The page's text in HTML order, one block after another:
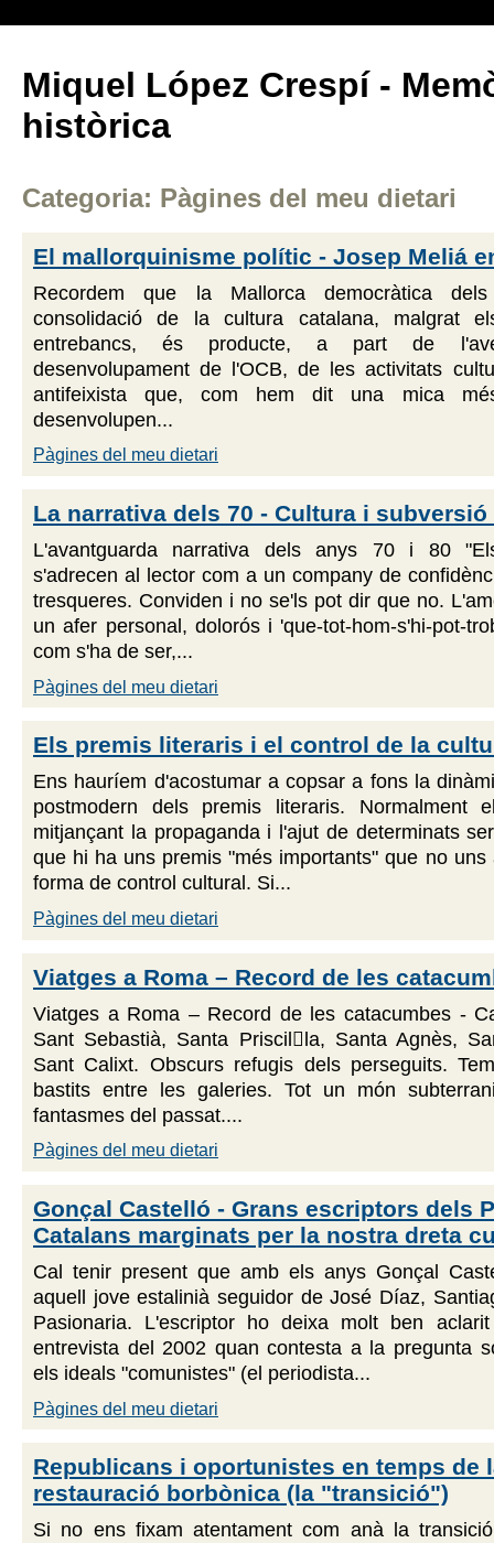
Miquel López Crespí -
històrica
Categoria: Pàgines del meu dietari
El mallorquinisme polític - Josep Meliá
Recordem que la Mallorca democràtica
consolidació de la cultura catalana, malgrat
entrebancs, és producte, a part de
desenvolupament de l'OCB, de les activitats
antifeixista que, com hem dit una mica
desenvolupen...
Pàgines del meu dietari
La narrativa dels 70 - Cultura i
L'avantguarda narrativa dels anys 70 i 80
s'adrecen al lector com a un company de
tresqueres. Conviden i no se'ls pot dir que no.
un afer personal, dolorós i 'que-tot-hom-s'hi-pot-
com s'ha de ser,...
Pàgines del meu dietari
Els premis literaris i el control de la
Ens hauríem d'acostumar a copsar a fons la
postmodern dels premis literaris. Normalment
mitjançant la propaganda i l'ajut de determinats
que hi ha uns premis "més importants" que no uns
forma de control cultural. Si...
Pàgines del meu dietari
Viatges a Roma – Record de les
Viatges a Roma – Record de les catacumbes -
Sant Sebastià, Santa Priscilla, Santa Agnès,
Sant Calixt. Obscurs refugis dels perseguits.
bastits entre les galeries. Tot un món
fantasmes del passat....
Pàgines del meu dietari
Gonçal Castelló - Grans escriptors dels
Catalans marginats per la nostra dreta
Cal tenir present que amb els anys Gonçal
aquell jove estalinià seguidor de José Díaz,
Pasionaria. L'escriptor ho deixa molt ben
entrevista del 2002 quan contesta a la pregunta
els ideals "comunistes" (el periodista...
Pàgines del meu dietari
Republicans i oportunistes en temps de
restauració borbònica (la "transició")
Si no ens fixam atentament com anà la